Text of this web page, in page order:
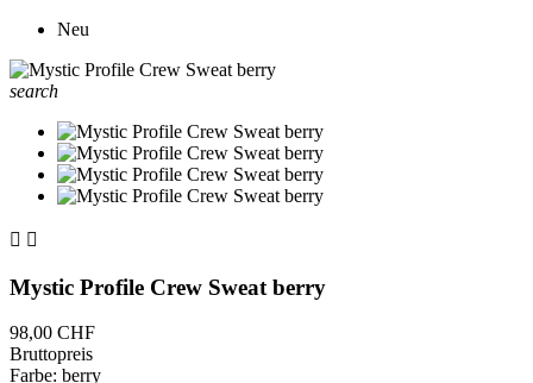
Neu
search
 
Mystic Profile Crew Sweat berry
98,00 CHF
Bruttopreis
Farbe: berry